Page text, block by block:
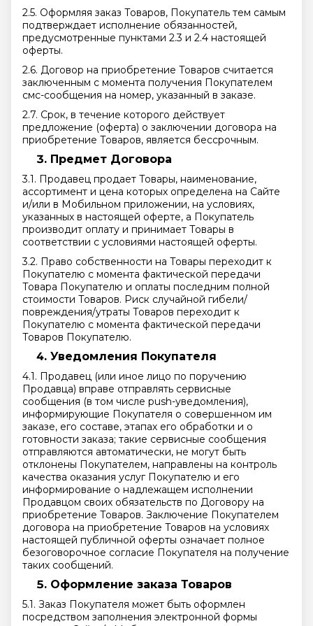
2.5. Оформляя заказ Товаров, Покупатель тем самым
подтверждает исполнение обязанностей,
предусмотренные пунктами 2.3 и 2.4 настоящей
оферты.
2.6. Договор на приобретение Товаров считается
заключенным с момента получения Покупателем
смс-сообщения на номер, указанный в заказе.
2.7. Срок, в течение которого действует
предложение (оферта) о заключении договора на
приобретение Товаров, является бессрочным.
Предмет Договора
3.1. Продавец продает Товары, наименование,
ассортимент и цена которых определена на Сайте
и/или в Мобильном приложении, на условиях,
указанных в настоящей оферте, а Покупатель
производит оплату и принимает Товары в
соответствии с условиями настоящей оферты.
3.2. Право собственности на Товары переходит к
Покупателю с момента фактической передачи
Товара Покупателю и оплаты последним полной
стоимости Товаров. Риск случайной гибели/
повреждения/утраты Товаров переходит к
Покупателю с момента фактической передачи
Товаров Покупателю.
Уведомления Покупателя
4.1. Продавец (или иное лицо по поручению
Продавца) вправе отправлять сервисные
сообщения (в том числе push-уведомления),
информирующие Покупателя о совершенном им
заказе, его составе, этапах его обработки и о
готовности заказа; такие сервисные сообщения
отправляются автоматически, не могут быть
отклонены Покупателем, направлены на контроль
качества оказания услуг Покупателю и его
информирование о надлежащем исполнении
Продавцом своих обязательств по Договору на
приобретение Товаров. Заключение Покупателем
договора на приобретение Товаров на условиях
настоящей публичной оферты означает полное
безоговорочное согласие Покупателя на получение
таких сообщений.
Оформление заказа Товаров
5.1. Заказ Покупателя может быть оформлен
посредством заполнения электронной формы